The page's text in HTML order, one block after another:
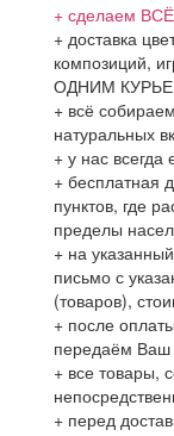
+ сделаем
+ доставка
композиций,
ОДНИМ
+ всё
натуральных
+ у нас
+ бесплатная
пунктов, где
пределы
+ на
письмо с
(товаров),
+ после
передаём Ваш
+ все товары,
+ перед